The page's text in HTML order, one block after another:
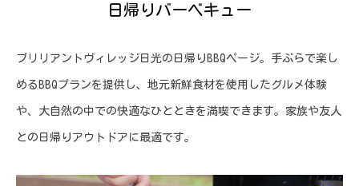
日帰りバーベキュー
ブリリアントヴィレッジ日光の日帰りBBQページ。手ぶらで楽し
めるBBQプランを提供し、地元新鮮食材を使用したグルメ体験
や、大自然の中での快適なひとときを満喫できます。家族や友人
との日帰りアウトドアに最適です。